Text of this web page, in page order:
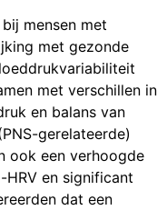
mensen met
met gezonde
met verschillen in
en balans van
gerelateerde)
ook een verhoogde
en significant
dat een